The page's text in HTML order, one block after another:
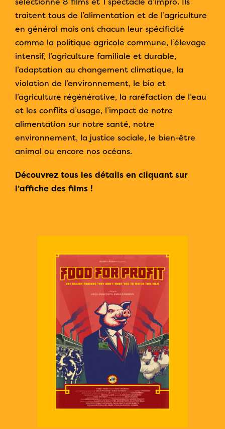
traitent tous de l’alimentation et de l’agriculture
en général mais ont chacun leur spécificité
comme la politique agricole commune, l’élevage
intensif, l’agriculture familiale et durable,
l’adaptation au changement climatique, la
violation de l’environnement, le bio et
l’agriculture régénérative, la raréfaction de l’eau
et les conflits d’usage, l’impact de notre
alimentation sur notre santé, notre
environnement, la justice sociale, le bien-être
animal ou encore nos océans.
Découvrez tous les détails en cliquant sur
l’affiche des films !